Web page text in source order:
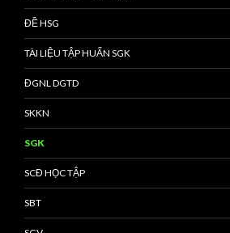
ĐỀ HSG
TÀI LIỆU TẬP HUẤN SGK
ĐGNL DGTD
SKKN
SGK
SCĐ HỌC TẬP
SBT